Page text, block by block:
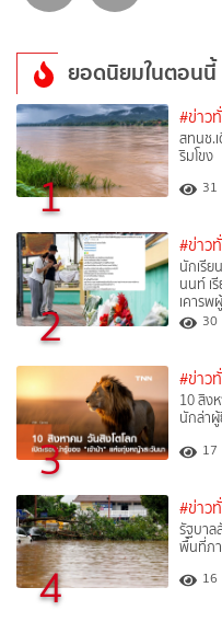
ยอดนิยมในตอนนี้
1
#ข่าว
สทนช.
ริมโขง
31
2
#ข่าว
นักเรีย
นนท์ เ
เคารพ
30
3
#ข่าว
10 สิง
นักล่า
17
4
#ข่าว
รัฐบาล
พื้นที่ภ
16